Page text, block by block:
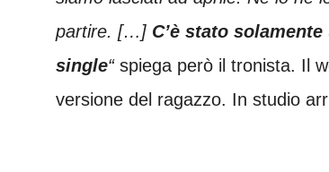
partire. […] C’è stato
single“spiega però il tronista. Il
versione del ragazzo. In studio